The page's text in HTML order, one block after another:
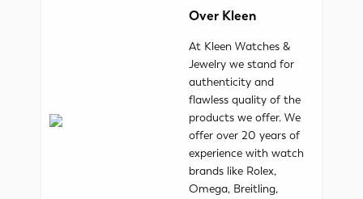
Over Kleen
At Kleen Watches &
Jewelry we stand for
authenticity and
flawless quality of the
products we offer. We
offer over 20 years of
experience with watch
brands like Rolex,
Omega, Breitling,